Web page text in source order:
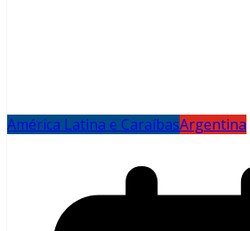
América Latina e CaraíbasArgentina